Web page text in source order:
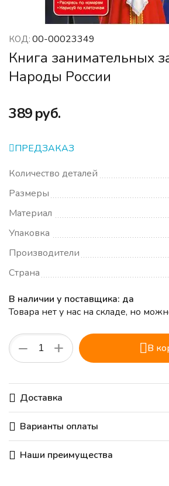
КОД: 00-00023349
Книга занимательных
Народы России
‍389‍руб.
ПРЕДЗАКАЗ
Количество деталей
Размеры
Материал
Упаковка
Производители
Страна
В наличии у поставщика: да
Товара нет у нас на складе, но
+
− В
Доставка
Варианты оплаты
Наши преимущества